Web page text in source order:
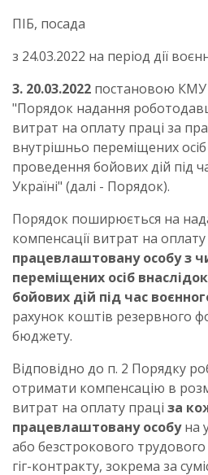
ПІБ, посада
з 24.03.2022 на період дії
3. 20.03.2022 постановою
"Порядок надання
витрат на оплату праці за
внутрішньо переміщених осіб
проведення бойових дій під
Україні" (далі - Порядок).
Порядок поширюється на
компенсації витрат на оплату
працевлаштовану особу з
переміщених осіб
бойових дій під час
рахунок коштів резервного
бюджету.
Відповідно до п. 2 Порядку
отримати компенсацію в
витрат на оплату праці за
працевлаштовану особуна
або безстрокового
гіг-контракту, зокрема за